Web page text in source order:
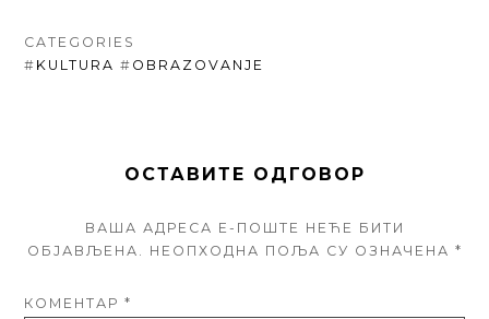
CATEGORIES
# KULTURA # OBRAZOVANJE
ОСТАВИТЕ ОДГОВОР
ВАША АДРЕСА Е-ПОШТЕ НЕЋЕ БИТИ
ОБЈАВЉЕНА.
НЕОПХОДНА ПОЉА СУ ОЗНАЧЕНА *
КОМЕНТАР*